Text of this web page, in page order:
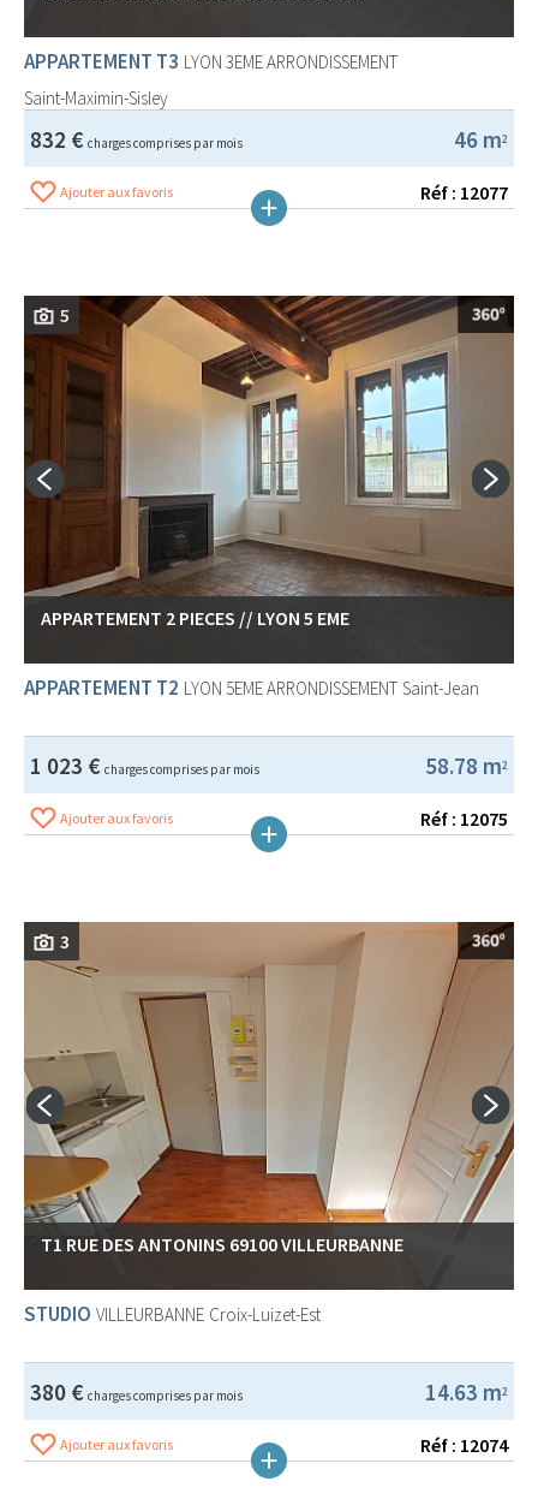
APPARTEMENT T3 LYON 3EME ARRONDISSEMENT
Saint-Maximin-Sisley
46 m2
832 € charges comprises par mois
Ajouter aux favoris Réf : 12077
5
APPARTEMENT 2 PIECES // LYON 5 EME
APPARTEMENT T2 LYON 5EME ARRONDISSEMENT Saint-Jean
58.78 m2
1 023 € charges comprises par mois
Ajouter aux favoris Réf : 12075
3
T1 RUE DES ANTONINS 69100 VILLEURBANNE
STUDIO VILLEURBANNE Croix-Luizet-Est
14.63 m2
380 € charges comprises par mois
Ajouter aux favoris Réf : 12074